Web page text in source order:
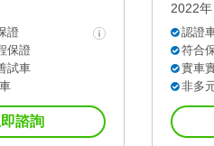
證
保證
試車
諮詢
2022
認證
符合
實車
非多